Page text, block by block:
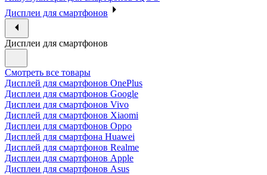
Дисплеи для смартфонов
Дисплеи для смартфонов
Смотреть все товары
Дисплей для смартфонов OnePlus
Дисплеи для смартфонов Google
Дисплеи для смартфонов Vivo
Дисплей для смартфонов Xiaomi
Дисплеи для смартфонов Oppo
Дисплей для смартфона Huawei
Дисплей для смартфонов Realme
Дисплеи для смартфонов Apple
Дисплеи для смартфонов Asus